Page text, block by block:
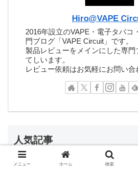
Hiro@VAPE
2016年設立のVAPE・電子タバコ
門ブログ「VAPE Circuit」です。
製品レビューをメインにした専門
てしいます。
レビュー依頼はお気軽にお問い合
人気記事
メニュー ホーム 検索